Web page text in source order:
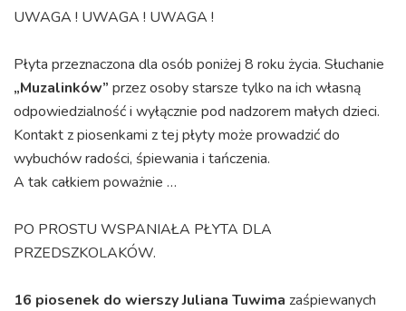
UWAGA ! UWAGA ! UWAGA !
Płyta przeznaczona dla osób poniżej 8 roku życia. Słuchanie
„Muzalinków” przez osoby starsze tylko na ich własną
odpowiedzialność i wyłącznie pod nadzorem małych dzieci.
Kontakt z piosenkami z tej płyty może prowadzić do
wybuchów radości, śpiewania i tańczenia.
A tak całkiem poważnie …
PO PROSTU WSPANIAŁA PŁYTA DLA
PRZEDSZKOLAKÓW.
16 piosenek do wierszy Juliana Tuwima zaśpiewanych